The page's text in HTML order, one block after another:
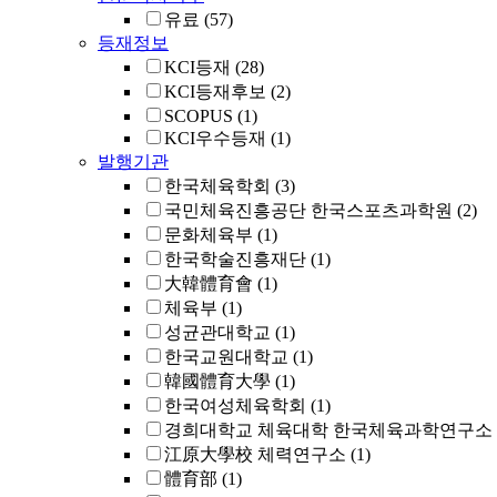
유료 (57)
등재정보
KCI등재 (28)
KCI등재후보 (2)
SCOPUS (1)
KCI우수등재 (1)
발행기관
한국체육학회 (3)
국민체육진흥공단 한국스포츠과학원 (2)
문화체육부 (1)
한국학술진흥재단 (1)
大韓體育會 (1)
체육부 (1)
성균관대학교 (1)
한국교원대학교 (1)
韓國體育大學 (1)
한국여성체육학회 (1)
경희대학교 체육대학 한국체육과학연구소
江原大學校 체력연구소 (1)
體育部 (1)